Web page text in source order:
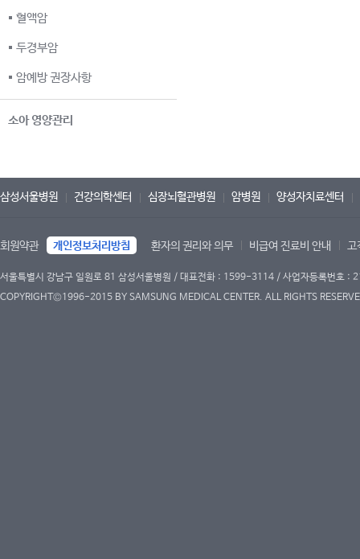
혈액암
두경부암
암예방 권장사항
소아 영양관리
삼성서울병원 건강의학센터 심장뇌혈관병원 암병원 양성자치료센터
회원약관 개인정보처리방침 환자의 권리와 의무 비급여 진료비 안내 고
서울특별시 강남구 일원로 81 삼성서울병원 / 대표전화 : 1599-3114 / 사업자등록번호
COPYRIGHT©1996-2015 BY SAMSUNG MEDICAL CENTER. ALL RIGHTS